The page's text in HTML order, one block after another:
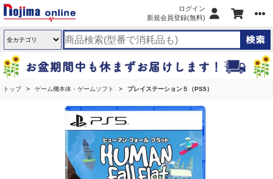
ログイン
新規会員登録(無料)
トップ ゲーム機本体・ゲームソフト プレイステーション５（PS5）